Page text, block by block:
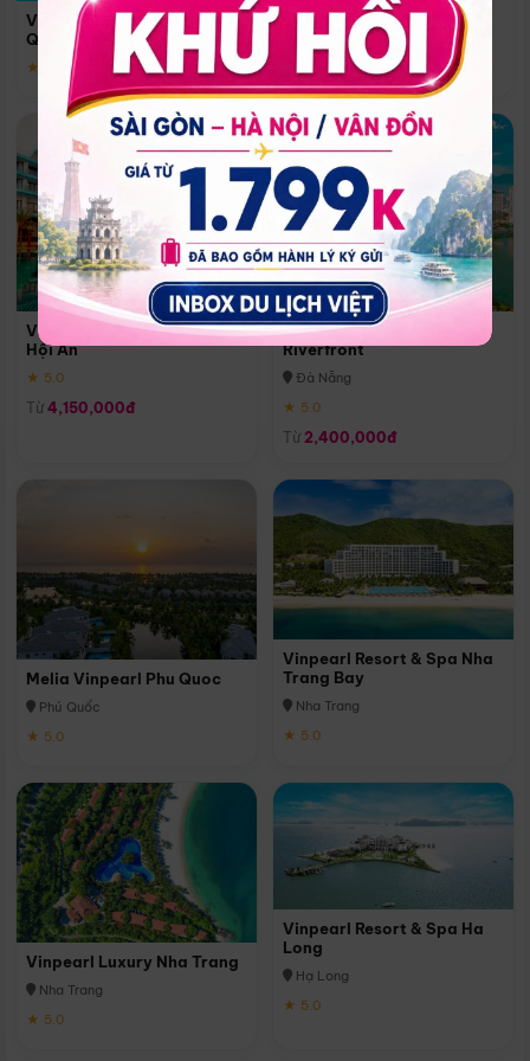
Vinpearl Resort & Spa Phu
Quoc
★ 5.0
Quoc
Phú Quốc
★ 5.0
Vinpearl Resort & Golf Nam
Hội An
★ 5.0
Từ 4,150,000đ
Melia Vinpearl Danang
Riverfront
Đà Nẵng
★ 5.0
Từ 2,400,000đ
Melia Vinpearl Phu Quoc
Phú Quốc
★ 5.0
Vinpearl Resort & Spa Nha
Trang Bay
Nha Trang
★ 5.0
Vinpearl Luxury Nha Trang
Nha Trang
★ 5.0
Vinpearl Resort & Spa Ha
Long
Hạ Long
★ 5.0